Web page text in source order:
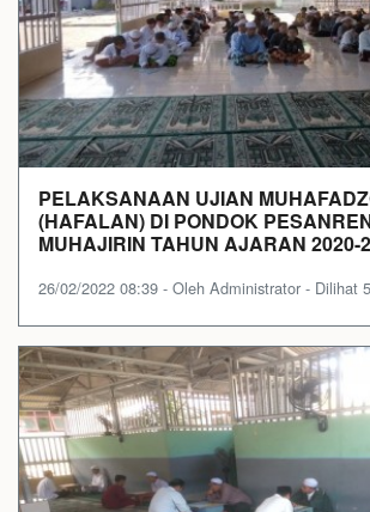
PELAKSANAAN UJIAN
(HAFALAN) DI PONDOK
MUHAJIRIN TAHUN AJARAN 2020-
26/02/2022 08:39 - Oleh Administrator - Dilihat